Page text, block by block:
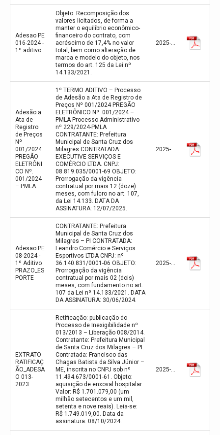
Adesao PE
016-2024 -
1º aditivo
Objeto: Recomposição dos
valores licitados, de forma a
manter o equilíbrio econômico-
financeiro do contrato, com
acréscimo de 17,4% no valor
total, bem como alteração de
marca e modelo do objeto, nos
termos do art. 125 da Lei nº
14.133/2021.
2025-07-31
Adesão a
Ata de
Registro
de Preços
Nº
001/2024
PREGÃO
ELETRÔNI
CO Nº.
001/2024
– PMLA
1º TERMO ADITIVO – Processo
de Adesão a Ata de Registro de
Preços Nº 001/2024 PREGÃO
ELETRÔNICO Nº. 001/2024 –
PMLA Processo Administrativo
nº 229/2024-PMLA
CONTRATANTE: Prefeitura
Municipal de Santa Cruz dos
Milagres CONTRATADA:
EXECUTIVE SERVIÇOS E
COMÉRCIO LTDA. CNPJ:
08.819.035/0001-69 OBJETO:
Prorrogação da vigência
contratual por mais 12 (doze)
meses, com fulcro no art. 107,
da Lei 14.133. DATA DA
ASSINATURA: 12/07/2025.
2025-07-12
Adesao PE
08-2024 -
1º Aditivo
PRAZO_ES
PORTE
CONTRATANTE: Prefeitura
Municipal de Santa Cruz dos
Milagres – PI CONTRATADA:
Leandro Comércio e Serviços
Esportivos LTDA CNPJ: nº
36.140.831/0001-06 OBJETO:
Prorrogação da vigência
contratual por mais 02 (dois)
meses, com fundamento no art.
107 da Lei nº 14.133/2021. DATA
DA ASSINATURA: 30/06/2024.
2025-02-27
EXTRATO
RATIFICAÇ
ÃO_ADESA
O 013-
2023
Retificação: publicação do
Processo de Inexigibilidade nº
013/2013 – Liberação 008/2014.
Contratante: Prefeitura Municipal
de Santa Cruz dos Milagres – PI.
Contratada: Francisco das
Chagas Batista da Silva Júnior –
ME, inscrita no CNPJ sob nº
11.494.673/0001-61. Objeto:
aquisição de enxoval hospitalar.
Valor: R$ 1.701.079,00 (um
milhão setecentos e um mil,
setenta e nove reais). Leia-se:
R$ 1.749.019,00. Data da
assinatura: 08/10/2024.
2025-02-12